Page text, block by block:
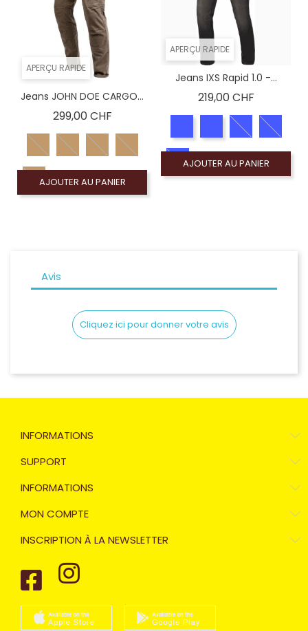
APERÇU RAPIDE
Jeans JOHN DOE CARGO...
299,00 CHFPrix
AJOUTER AU PANIER
APERÇU RAPIDE
Jeans IXS Rapid 1.0 -...
219,00 CHFPrix
AJOUTER AU PANIER
Avis
Cliquez ici pour donner votre avis
INFORMATIONS
SUPPORT
INFORMATIONS
MON COMPTE
INSCRIPTION À LA NEWSLETTER